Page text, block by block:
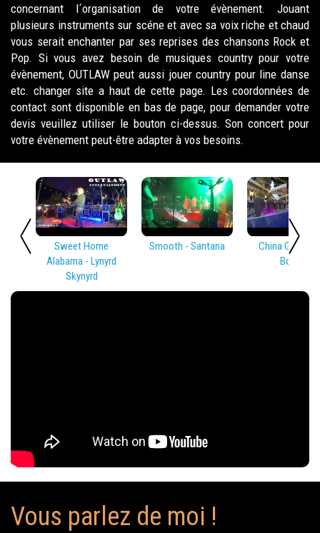
concernant l´organisation de votre évènement. Jouant
plusieurs instruments sur scéne et avec sa voix riche et chaud
vous serait enchanter par ses reprises des chansons Rock et
Pop. Si vous avez besoin de musiques country pour votre
évènement, OUTLAW peut aussi jouer country pour line danse
etc. changer site a haut de cette page. Les coordonnées de
contact sont disponible en bas de page, pour demander votre
devis veuillez utiliser le bouton ci-dessus. Son concert pour
votre évènement peut-être adapter à vos besoins.
Sweet Home
Alabama - Lynyrd
Skynyrd
Smooth - Santana
China Girl -
Bowie
Vous parlez de moi !